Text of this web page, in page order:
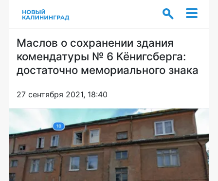
Маслов о сохранении здания
комендатуры № 6 Кёнигсберга:
достаточно мемориального знака
27 сентября 2021, 18:40